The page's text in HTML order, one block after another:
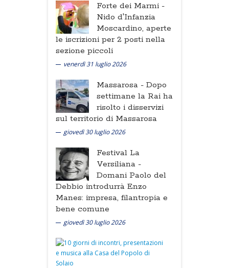
Forte dei Marmi -
Nido d'Infanzia
Moscardino, aperte
le iscrizioni per 2 posti nella
sezione piccoli
venerdì 31 luglio 2026
Massarosa - Dopo
settimane la Rai ha
risolto i disservizi
sul territorio di Massarosa
giovedì 30 luglio 2026
Festival La
Versiliana -
Domani Paolo del
Debbio introdurrà Enzo
Manes: impresa, filantropia e
bene comune
giovedì 30 luglio 2026